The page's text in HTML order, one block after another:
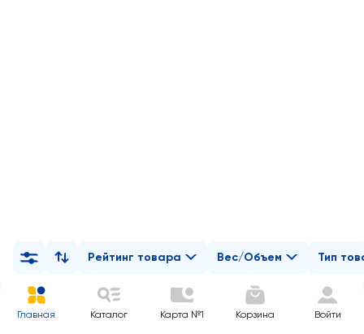
Рейтинг товара Вес/Объем Тип
Главная Каталог Карта №1 Корзина Войти